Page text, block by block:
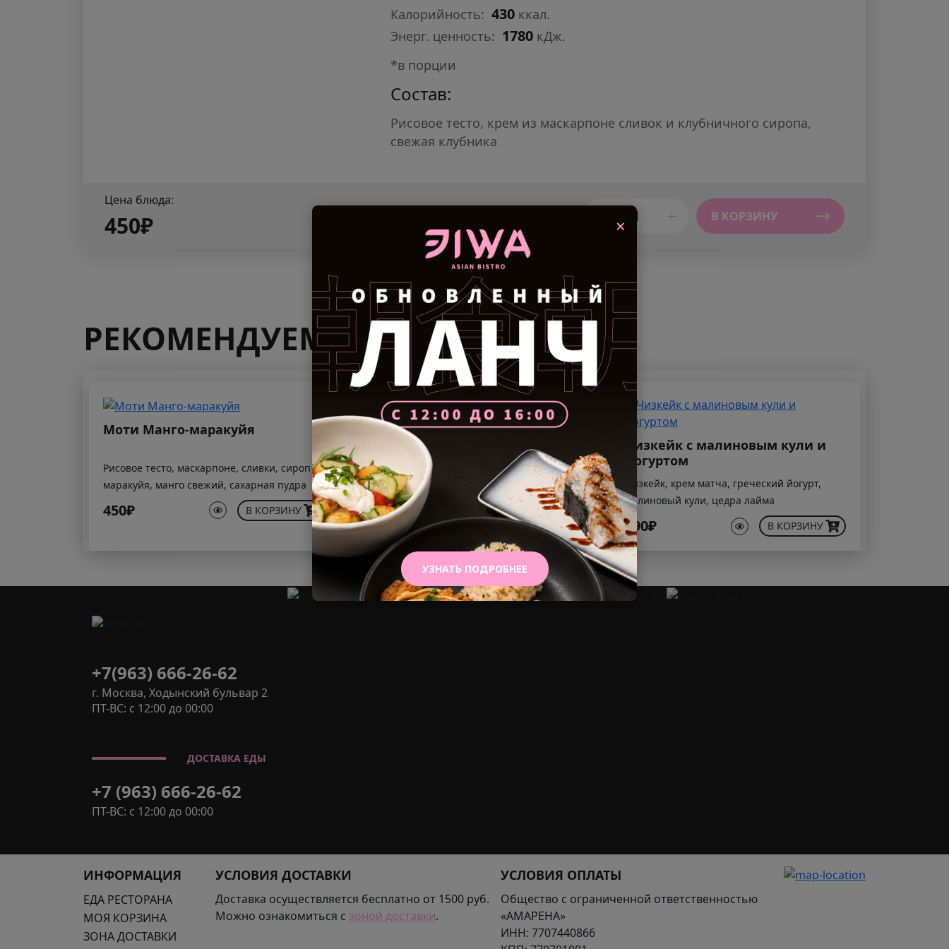
Калорийность: 430 ккал.
Энерг. ценность: 1780 кДж.
*в порции
Состав:
Рисовое тесто, крем из маскарпоне сливок и клубничного сиропа,
свежая клубника
Цена блюда:
450₽ В КОРЗИНУ
РЕКОМЕНДУЕМ
Моти Манго-маракуйя
Рисовое тесто, маскарпоне, сливки, сироп
маракуйя, манго свежий, сахарная пудра
450₽ В КОРЗИНУ
Жженый шоколад
Ганаш, жженый шоколад, бисквит, соль
хлопья
590₽ В КОРЗИНУ
Чизкейк с малиновым кули и
йогуртом
Чизкейк, крем матча, греческий йогурт,
малиновый кули, цедра лайма
590₽ В КОРЗИНУ
+7(963) 666-26-62
г. Москва, Ходынский бульвар 2
ПТ-ВС: с 12:00 до 00:00
ДОСТАВКА ЕДЫ
+7 (963) 666-26-62
ПТ-ВС: с 12:00 до 00:00
ИНФОРМАЦИЯ
ЕДА РЕСТОРАНА
МОЯ КОРЗИНА
ЗОНА ДОСТАВКИ
УСЛОВИЯ ДОСТАВКИ
Доставка осуществляется бесплатно от 1500 руб.
Можно ознакомиться с зоной доставки.
УСЛОВИЯ ОПЛАТЫ
Общество с ограниченной ответственностью
«АМАРЕНА»
ИНН: 7707440866
×
УЗНАТЬ ПОДРОБНЕЕ